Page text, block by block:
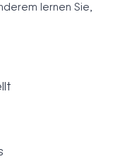
lernen Sie,